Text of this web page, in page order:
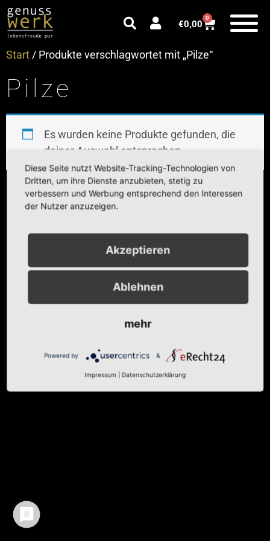
€0,00
0
Start / Produkte verschlagwortet mit „Pilze“
Pilze
Es wurden keine Produkte gefunden, die
deiner Auswahl entsprechen.
© Genusswerk Gengenbach
Widerruf
Erstellt mitTYPORY Cloudby MOLOTOW Web Development
Diese Seite nutzt Website-Tracking-Technologien von
Dritten, um ihre Dienste anzubieten, stetig zu
verbessern und Werbung entsprechend den Interessen
der Nutzer anzuzeigen.
Akzeptieren
Ablehnen
mehr
Powered by &
Impressum Datenschutzerklärung